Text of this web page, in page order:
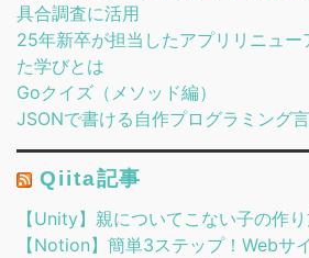
具合調査に活用
25年新卒が担当したアプリリニュ
た学びとは
Goクイズ（メソッド編）
JSONで書ける自作プログラミング
Qiita記事
【Unity】親についてこない子の作
【Notion】簡単3ステップ！Webサ